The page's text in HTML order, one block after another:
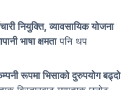
नियुक्ति, व्यावसायिक योजना
भाषा क्षमतापनि थप
रूपमा भिसाको दुरुपयोग बढ्दो